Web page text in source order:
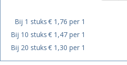
Bij 1 stuks€ 1,76 per 1
Bij 10 stuks€ 1,47 per 1
Bij 20 stuks€ 1,30 per 1